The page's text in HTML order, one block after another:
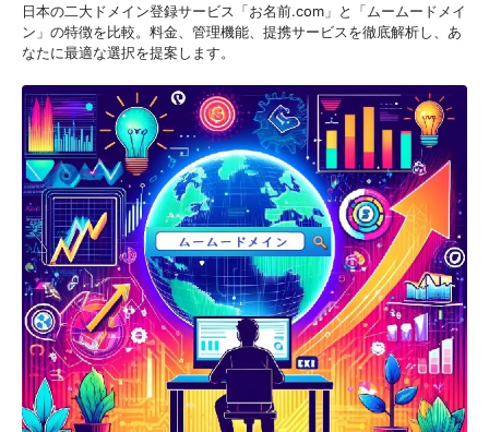
日本の二大ドメイン登録サービス「お名前.com」と「ムームードメイ
ン」の特徴を比較。料金、管理機能、提携サービスを徹底解析し、あ
なたに最適な選択を提案します。